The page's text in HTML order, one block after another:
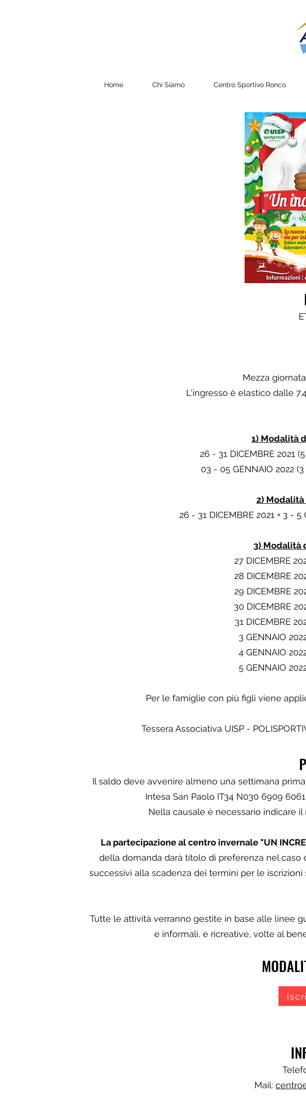
Home Chi Siamo Centro Sportivo Ronco
Mezza
L'ingresso è elastico dalle
1) Modalità
26 - 31 DICEMBRE 2021
03 - 05 GENNAIO 2022
2)
26 - 31 DICEMBRE 2021 + 3 -
3) Modalità
27 DICEMBRE
28 DICEMBRE
29 DICEMBRE
30 DICEMBRE
31 DICEMBRE
3 GENNAIO
4 GENNAIO
5 GENNAIO
Per le famiglie con più figli viene
Tessera Associativa UISP -
Il saldo deve avvenire almeno una settimana
Intesa San Paolo IT34 N030 6909
Nella causale è necessario indicare
La partecipazione al centro invernale "UN
della domanda darà titolo di preferenza nel
successivi alla scadenza dei termini per le
Tutte le attività verranno gestite in base alle linee
e informali, e ricreative, volte al
Mail: